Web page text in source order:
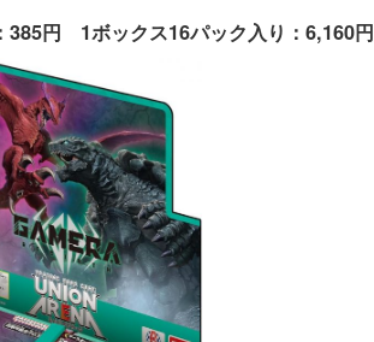
385円 1ボックス16パック入り：6,160円